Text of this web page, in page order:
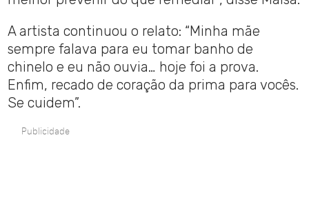
A artista continuou o relato: “Minha mãe
sempre falava para eu tomar banho de
chinelo e eu não ouvia… hoje foi a prova.
Enfim, recado de coração da prima para vocês.
Se cuidem”.
Publicidade